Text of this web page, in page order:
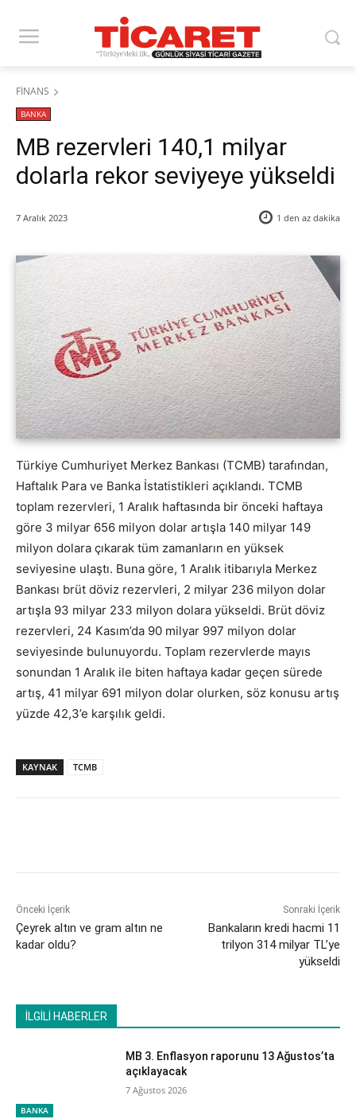
FİNANS
BANKA
MB rezervleri 140,1 milyar
dolarla rekor seviyeye yükseldi
7 Aralık 2023 1 den az dakika
Türkiye Cumhuriyet Merkez Bankası (TCMB) tarafından,
Haftalık Para ve Banka İstatistikleri açıklandı. TCMB
toplam rezervleri, 1 Aralık haftasında bir önceki haftaya
göre 3 milyar 656 milyon dolar artışla 140 milyar 149
milyon dolara çıkarak tüm zamanların en yüksek
seviyesine ulaştı. Buna göre, 1 Aralık itibarıyla Merkez
Bankası brüt döviz rezervleri, 2 milyar 236 milyon dolar
artışla 93 milyar 233 milyon dolara yükseldi. Brüt döviz
rezervleri, 24 Kasım’da 90 milyar 997 milyon dolar
seviyesinde bulunuyordu. Toplam rezervlerde mayıs
sonundan 1 Aralık ile biten haftaya kadar geçen sürede
artış, 41 milyar 691 milyon dolar olurken, söz konusu artış
yüzde 42,3’e karşılık geldi.
KAYNAK TCMB
Önceki İçerik
Çeyrek altın ve gram altın ne
kadar oldu?
Sonraki İçerik
Bankaların kredi hacmi 11
trilyon 314 milyar TL’ye
yükseldi
İLGİLİ HABERLER
BANKA
MB 3. Enflasyon raporunu 13 Ağustos’ta
açıklayacak
7 Ağustos 2026